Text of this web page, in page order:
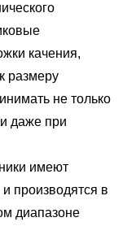
качения,
размеру
не только
даже при
имеют
производятся в
диапазоне